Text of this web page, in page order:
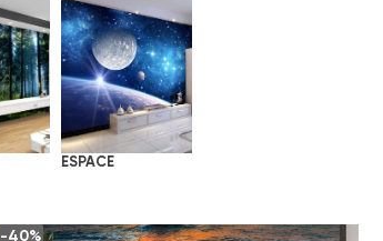
ESPACE
-40%